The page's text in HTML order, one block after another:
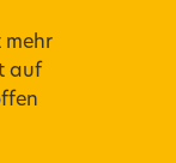
mehr
auf